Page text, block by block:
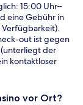
15:00 Uhr–
eine Gebühr in
Verfügbarkeit).
out ist gegen
(unterliegt der
kontaktloser
vor Ort?